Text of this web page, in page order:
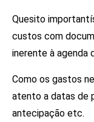
Quesito
custos com
inerente à agenda
Como os gastos
atento a datas de
antecipação etc.